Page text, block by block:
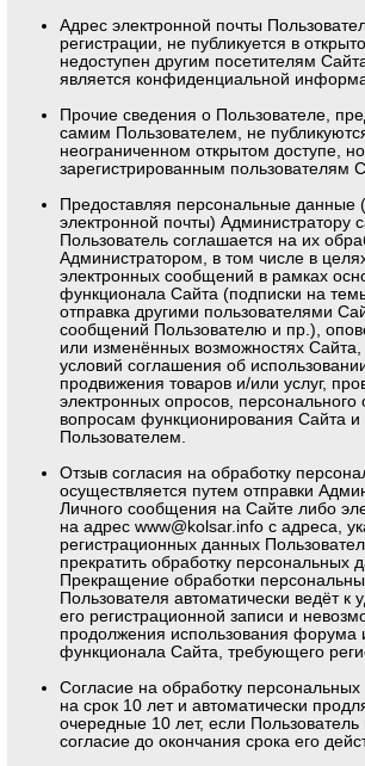
Адрес электронной почты
регистрации, не публикуется в
недоступен другим посетителям
является конфиденциальной
Прочие сведения о Пользователе,
самим Пользователем, не
неограниченном открытом доступе,
зарегистрированным пользователям
Предоставляя персональные данные
электронной почты) Администратору
Пользователь соглашается на их
Администратором, в том числе в
электронных сообщений в рамках
функционала Сайта (подписки на
отправка другими пользователями
сообщений Пользователю и пр.),
или изменённых возможностях
условий соглашения об
продвижения товаров и/или услуг,
электронных опросов,
вопросам функционирования Сайта и
Пользователем.
Отзыв согласия на обработку
осуществляется путем отправки
Личного сообщения на Сайте либо
на адресwww@kolsar.info с адреса,
регистрационных данных
прекратить обработку персональных
Прекращение обработки
Пользователя автоматически ведёт к
его регистрационной записи и
продолжения использования форума
функционала Сайта, требующего
Согласие на обработку
на срок 10 лет и автоматически
очередные 10 лет, если Пользователь
согласие до окончания срока его